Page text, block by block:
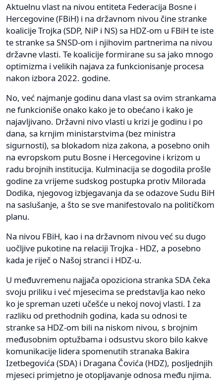
Aktuelnu vlast na nivou entiteta Federacija Bosne i
Hercegovine (FBiH) i na državnom nivou čine stranke
koalicije Trojka (SDP, NiP i NS) sa HDZ-om u FBiH te iste
te stranke sa SNSD-om i njihovim partnerima na nivou
državne vlasti. Te koalicije formirane su sa jako mnogo
optimizma i velikih najava za funkcionisanje procesa
nakon izbora 2022. godine.
No, već najmanje godinu dana vlast sa ovim strankama
ne funkcioniše onako kako je to obećano i kako je
najavljivano. Državni nivo vlasti u krizi je godinu i po
dana, sa krnjim ministarstvima (bez ministra
sigurnosti), sa blokadom niza zakona, a posebno onih
na evropskom putu Bosne i Hercegovine i krizom u
radu brojnih institucija. Kulminacija se dogodila prošle
godine za vrijeme sudskog postupka protiv Milorada
Dodika, njegovog izbjegavanja da se odazove Sudu BiH
na saslušanje, a što se sve manifestovalo na političkom
planu.
Na nivou FBiH, kao i na državnom nivou već su dugo
uočljive pukotine na relaciji Trojka - HDZ, a posebno
kada je riječ o Našoj stranci i HDZ-u.
U međuvremenu najjača opoziciona stranka SDA čeka
svoju priliku i već mjesecima se predstavlja kao neko
ko je spreman uzeti učešće u nekoj novoj vlasti. I za
razliku od prethodnih godina, kada su odnosi te
stranke sa HDZ-om bili na niskom nivou, s brojnim
međusobnim optužbama i odsustvu skoro bilo kakve
komunikacije lidera spomenutih stranaka Bakira
Izetbegovića (SDA) i Dragana Čovića (HDZ), posljednjih
mjeseci primjetno je otopljavanje odnosa među njima.